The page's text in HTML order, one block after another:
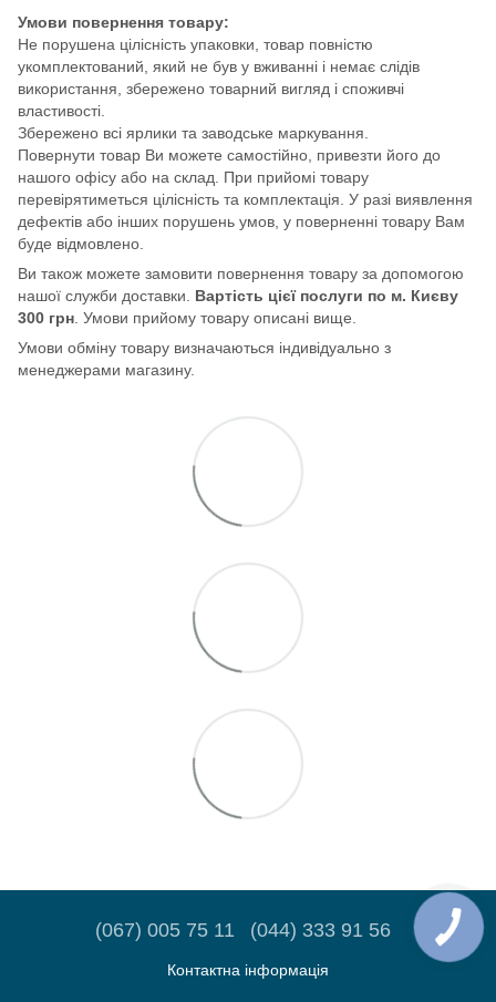
Умови повернення товару:
Не порушена цілісність упаковки, товар повністю
укомплектований, який не був у вживанні і немає слідів
використання, збережено товарний вигляд і споживчі
властивості.
Збережено всі ярлики та заводське маркування.
Повернути товар Ви можете самостійно, привезти його до
нашого офісу або на склад. При прийомі товару
перевірятиметься цілісність та комплектація. У разі виявлення
дефектів або інших порушень умов, у поверненні товару Вам
буде відмовлено.
Ви також можете замовити повернення товару за допомогою
нашої служби доставки. Вартість цієї послуги по м. Києву
300 грн . Умови прийому товару описані вище.
Умови обміну товару визначаються індивідуально з
менеджерами магазину.
(067) 005 75 11 (044) 333 91 56
Контактна інформація